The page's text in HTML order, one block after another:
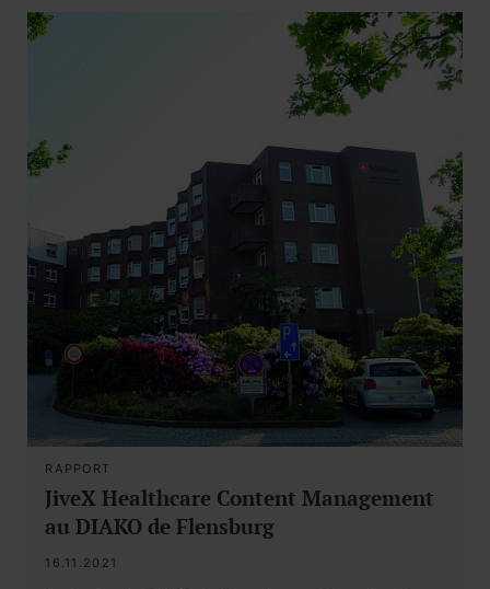
RAPPORT
JiveX Healthcare Content Management
au DIAKO de Flensburg
16.11.2021